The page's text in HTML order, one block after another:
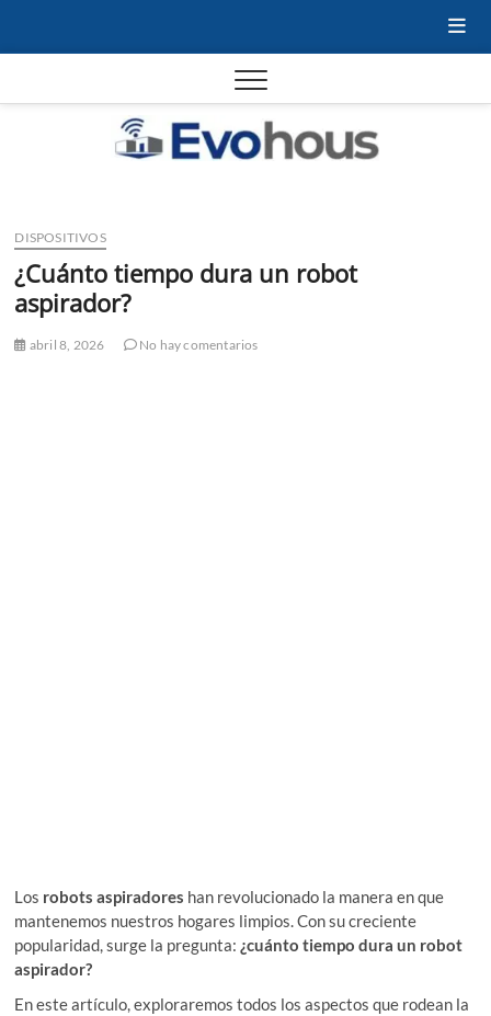
contenido
DISPOSITIVOS
¿Cuánto tiempo dura un robot
aspirador?
abril 8, 2026 No hay comentarios
Los robots aspiradores han revolucionado la manera en que
mantenemos nuestros hogares limpios. Con su creciente
popularidad, surge la pregunta: ¿cuánto tiempo dura un robot
aspirador?
En este artículo, exploraremos todos los aspectos que rodean la